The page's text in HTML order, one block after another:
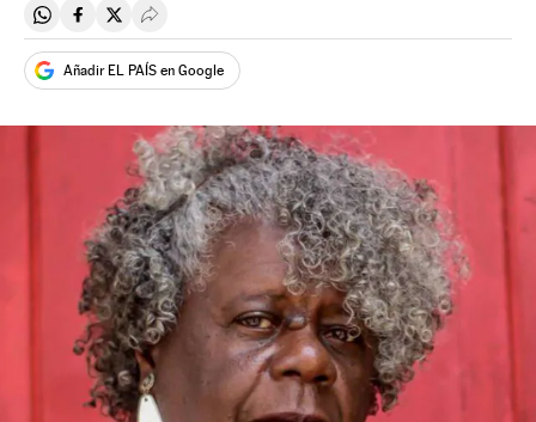
Compartir en Whatsapp
Compartir en Facebook
Compartir en Twitter
Desplegar Redes Sociales
Añadir EL PAÍS en Google